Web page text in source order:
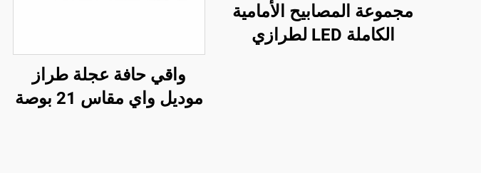
مجموعة المصابيح الأمامية
الكاملة LED لطرازي
واقي حافة عجلة طراز
موديل واي مقاس 21 بوصة